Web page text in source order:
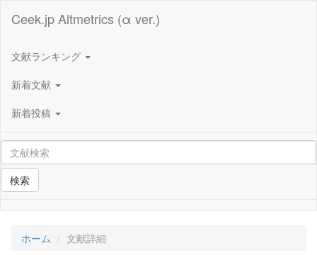
Ceek.jp Altmetrics (α ver.)
文献ランキング
新着文献
新着投稿
検索
ホーム 文献詳細